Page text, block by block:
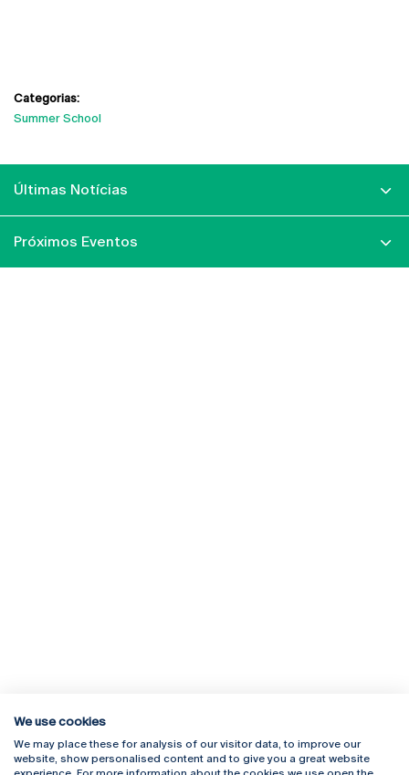
Categorias:
Summer School
Últimas Notícias
Próximos Eventos
Rua Diogo Botelho 1327
4169-005 Porto
Campus Online
Webmail
We use cookies
We may place these for analysis of our visitor data, to improve our
website, show personalised content and to give you a great website